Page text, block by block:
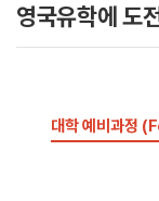
영국유학에 도
대학 예비과정